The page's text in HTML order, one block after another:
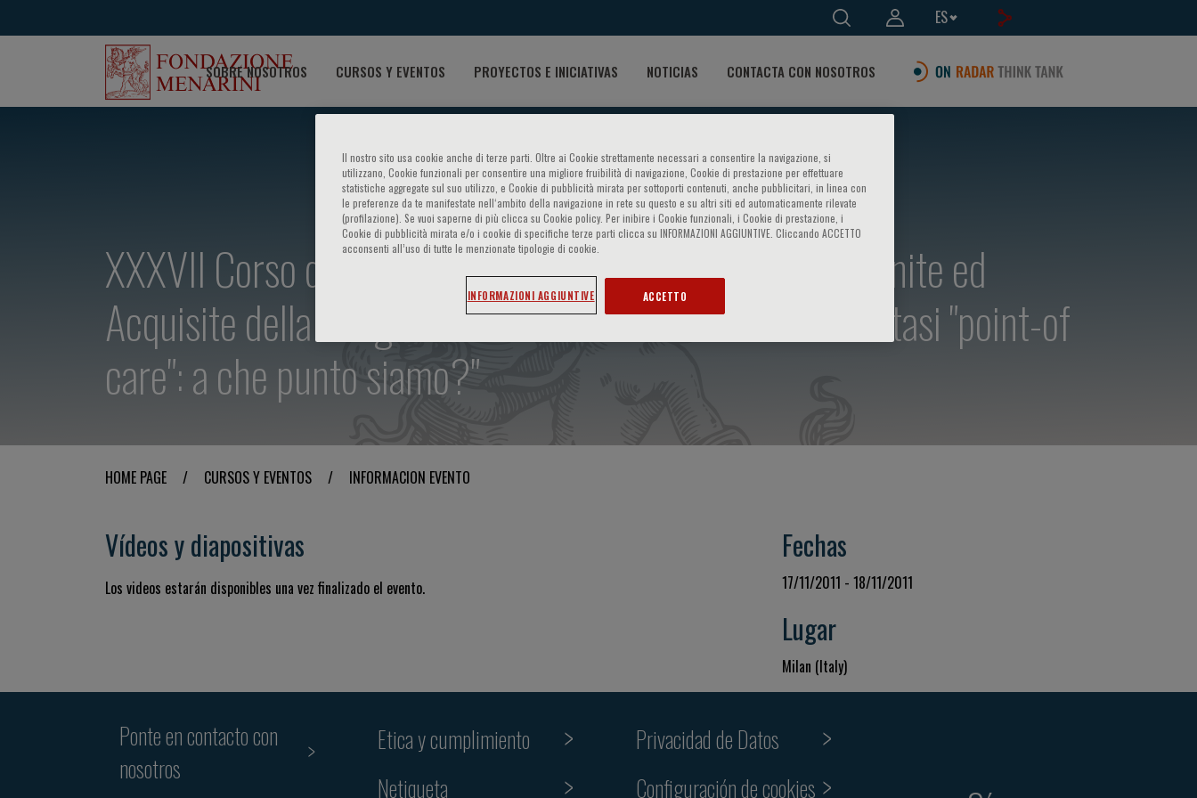
ES
SOBRE NOSOTROS CURSOS Y EVENTOS PROYECTOS E INICIATIVAS NOTICIAS CONTACTA CON NOSOTROS
XXXVII Corso di Aggiornamento su: - Alterazioni Congenite ed
Acquisite della Coagulazione - Focus su: "Prove di emostasi "point-of
care": a che punto siamo?"
HOME PAGE / CURSOS Y EVENTOS / INFORMACION EVENTO
Vídeos y diapositivas
Los videos estarán disponibles una vez finalizado el evento.
Fechas
17/11/2011 - 18/11/2011
Lugar
Milan (Italy)
Ponte en contacto con
nosotros
Etica y cumplimiento
Netiqueta
Privacidad de Datos
Configuración de cookies
Il nostro sito usa cookie anche di terze parti. Oltre ai Cookie strettamente necessari a consentire la navigazione, si
utilizzano, Cookie funzionali per consentire una migliore fruibilità di navigazione, Cookie di prestazione per effettuare
statistiche aggregate sul suo utilizzo, e Cookie di pubblicità mirata per sottoporti contenuti, anche pubblicitari, in linea con
le preferenze da te manifestate nell‘ambito della navigazione in rete su questo e su altri siti ed automaticamente rilevate
(profilazione). Se vuoi saperne di più clicca su Cookie policy. Per inibire i Cookie funzionali, i Cookie di prestazione, i
Cookie di pubblicità mirata e/o i cookie di specifiche terze parti clicca su INFORMAZIONI AGGIUNTIVE. Cliccando ACCETTO
acconsenti all’uso di tutte le menzionate tipologie di cookie.
INFORMAZIONI AGGIUNTIVE ACCETTO